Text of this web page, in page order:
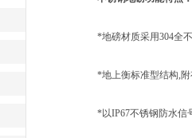
*地磅材质采用304全不
*地上衡标准型结构,附
*以IP67不锈钢防水信号